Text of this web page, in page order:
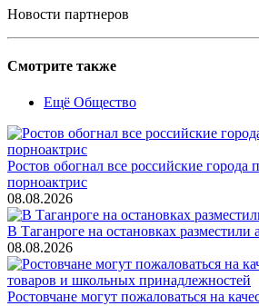
Новости партнеров
Смотрите также
Ещё Общество
Ростов обогнал все российские города
порноактрис
08.08.2026
В Таганроге на остановках
08.08.2026
Ростовчане могут пожаловаться на